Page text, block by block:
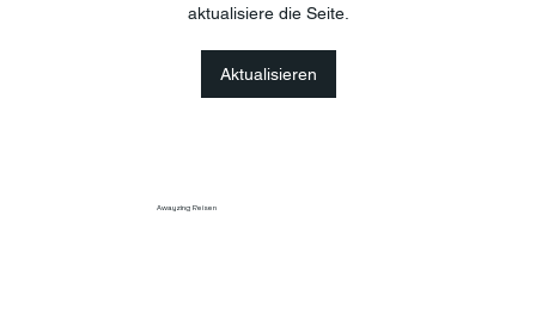
Was sollte man vor der Planung
seines ersten Selbstfahrer-
aktualisiere die Seite.
Aktualisieren
Awayzing Reisen